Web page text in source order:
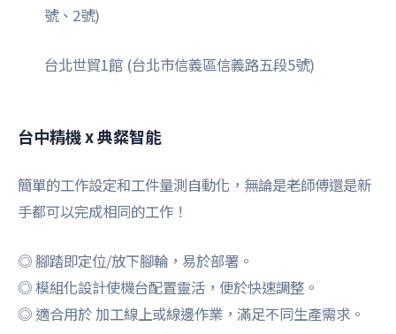
號、2號)
台北世貿1館 (台北市信義區信義路五段5號)
台中精機 x 典粲智能
簡單的工作設定和工件量測自動化，無論是老師傅還是新
手都可以完成相同的工作！
◎ 腳踏即定位/放下腳輪，易於部署。
◎ 模組化設計使機台配置靈活，便於快速調整。
◎ 適合用於 加工線上或線邊作業，滿足不同生產需求。